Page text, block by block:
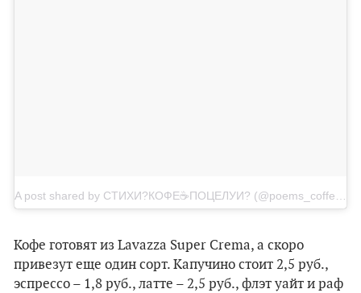
Кофе готовят из Lavazza Super Crema, а скоро
привезут еще один сорт. Капучино стоит 2,5 руб.,
эспрессо – 1,8 руб., латте – 2,5 руб., флэт уайт и раф